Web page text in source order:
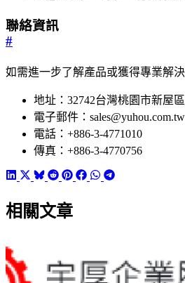
聯絡資訊
#
如需進一步了解產品或獲得專業解
地址：32742台灣桃園市新屋
電子郵件：sales@yuhou.com.tw
電話：+886-3-4771010
傳真：+886-3-4770756
相關文章